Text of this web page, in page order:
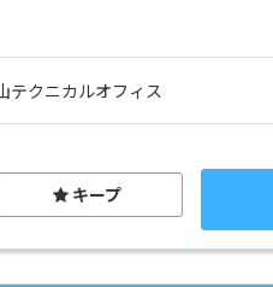
テクニカルオフィス
キープ